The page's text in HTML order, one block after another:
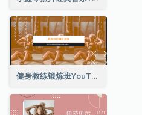
健身教练锻炼班YouTube频道图片